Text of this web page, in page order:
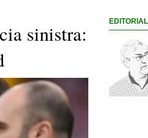
sinistra: